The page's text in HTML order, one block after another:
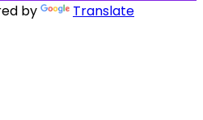
by
Translate